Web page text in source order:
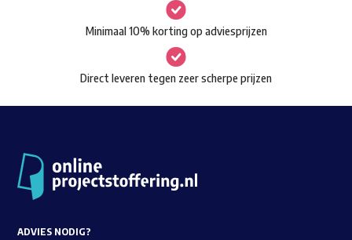
op
de
productpagina
Minimaal 10% korting op adviesprijzen
Direct leveren tegen zeer scherpe prijzen
ADVIES NODIG?